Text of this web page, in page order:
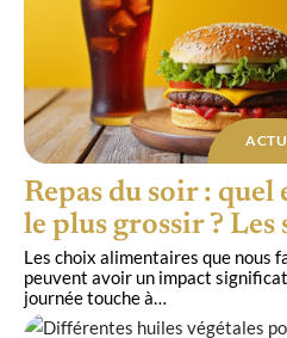
ACTU
Repas du soir :
le plus grossir ? Les
Les choix alimentaires que nous
peuvent avoir un impact
journée touche à…